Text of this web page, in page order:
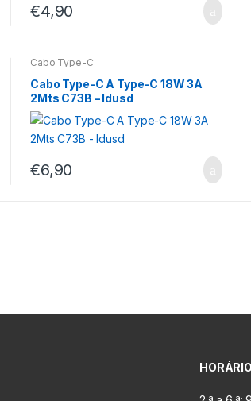
€4,90
Cabo Type-C
Cabo Type-C A Type-C 18W 3A
2Mts C73B – Idusd
€6,90